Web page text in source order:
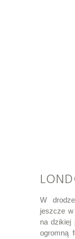
W
jeszcze
na dzikiej
ogromną